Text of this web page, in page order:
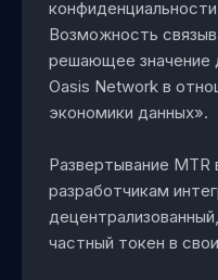
Возможность
решающее значение
Oasis Network в
экономики данных».
Развертывание MTR
разработчикам
частный токен в